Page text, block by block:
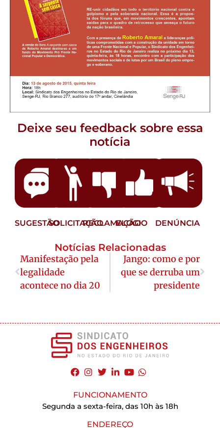
Deixe seu feedback sobre essa
notícia
SUGESTÃOSOLICITAÇÃORECLAMAÇÃO
ELOGIO DENÚNCIA
Notícias Relacionadas
Manifestação pela
legalidade
acontece no dia 20
Jango: como e por
que se derruba um
presidente
FUNCIONAMENTO
Segunda a sexta-feira, das 10h às 18h
ENDEREÇO